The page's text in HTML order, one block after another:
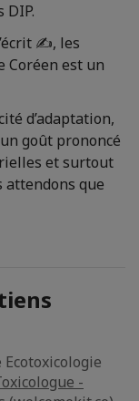
DIP.
✍, les
Coréen est un
d’adaptation,
goût prononcé
et surtout
attendons que
Ecotoxicologie
-